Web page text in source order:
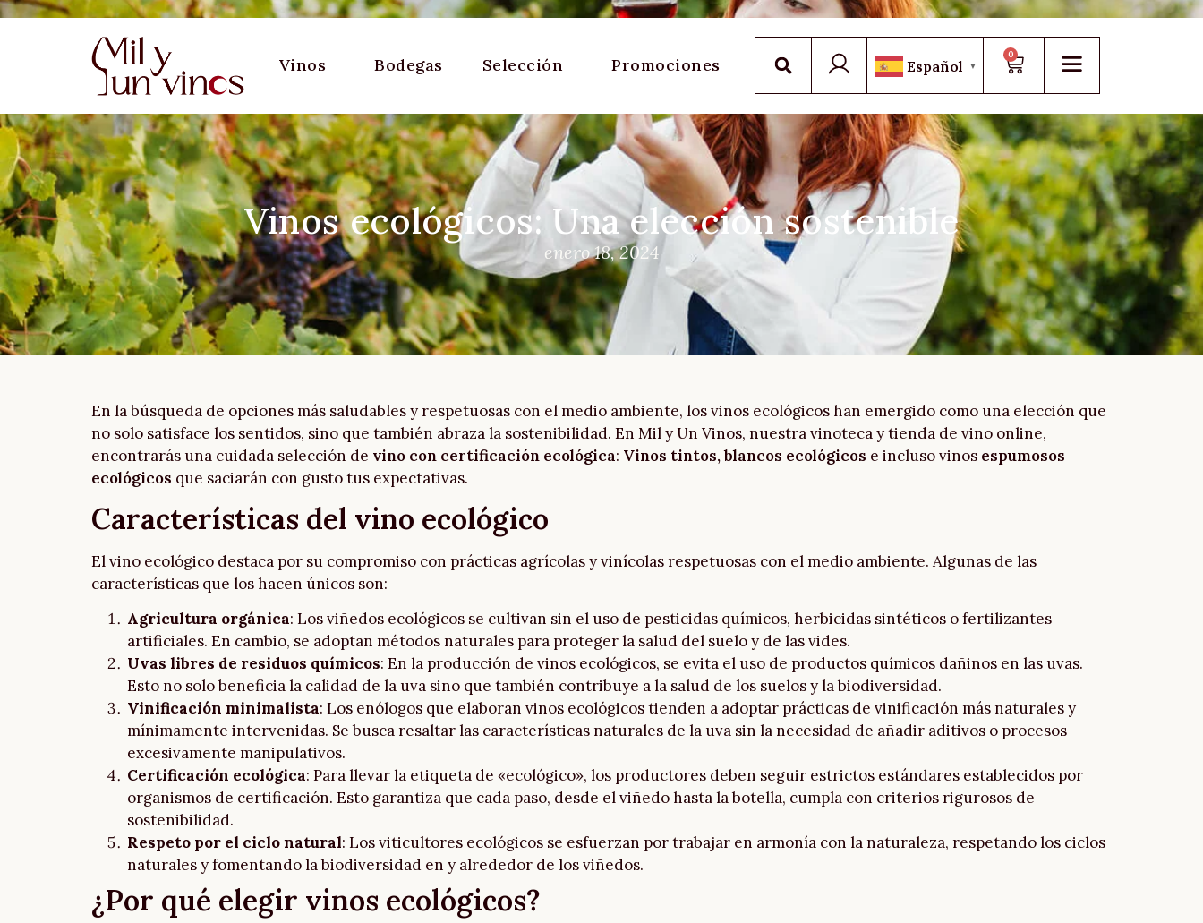
Vinos Bodegas Selección Promociones Español ▼
0
Vinos ecológicos: Una elección sostenible
enero 18, 2024
En la búsqueda de opciones más saludables y respetuosas con el medio ambiente, los vinos ecológicos han emergido como una elección que
no solo satisface los sentidos, sino que también abraza la sostenibilidad. En Mil y Un Vinos, nuestra vinoteca y tienda de vino online,
encontrarás una cuidada selección de vino con certificación ecológica: Vinos tintos,blancos ecológicos e incluso vinos espumosos
ecológicos que saciarán con gusto tus expectativas.
Características del vino ecológico
El vino ecológico destaca por su compromiso con prácticas agrícolas y vinícolas respetuosas con el medio ambiente. Algunas de las
características que los hacen únicos son:
Agricultura orgánica: Los viñedos ecológicos se cultivan sin el uso de pesticidas químicos, herbicidas sintéticos o fertilizantes
artificiales. En cambio, se adoptan métodos naturales para proteger la salud del suelo y de las vides.
Uvas libres de residuos químicos: En la producción de vinos ecológicos, se evita el uso de productos químicos dañinos en las uvas.
Esto no solo beneficia la calidad de la uva sino que también contribuye a la salud de los suelos y la biodiversidad.
Vinificación minimalista: Los enólogos que elaboran vinos ecológicos tienden a adoptar prácticas de vinificación más naturales y
mínimamente intervenidas. Se busca resaltar las características naturales de la uva sin la necesidad de añadir aditivos o procesos
excesivamente manipulativos.
Certificación ecológica: Para llevar la etiqueta de «ecológico», los productores deben seguir estrictos estándares establecidos por
organismos de certificación. Esto garantiza que cada paso, desde el viñedo hasta la botella, cumpla con criterios rigurosos de
sostenibilidad.
Respeto por el ciclo natural: Los viticultores ecológicos se esfuerzan por trabajar en armonía con la naturaleza, respetando los ciclos
naturales y fomentando la biodiversidad en y alrededor de los viñedos.
¿Por qué elegir vinos ecológicos?